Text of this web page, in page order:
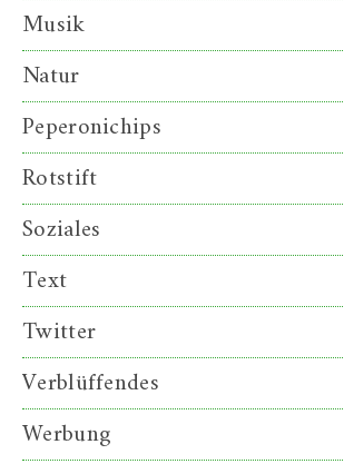
Musik
Natur
Peperonichips
Rotstift
Soziales
Text
Twitter
Verblüffendes
Werbung